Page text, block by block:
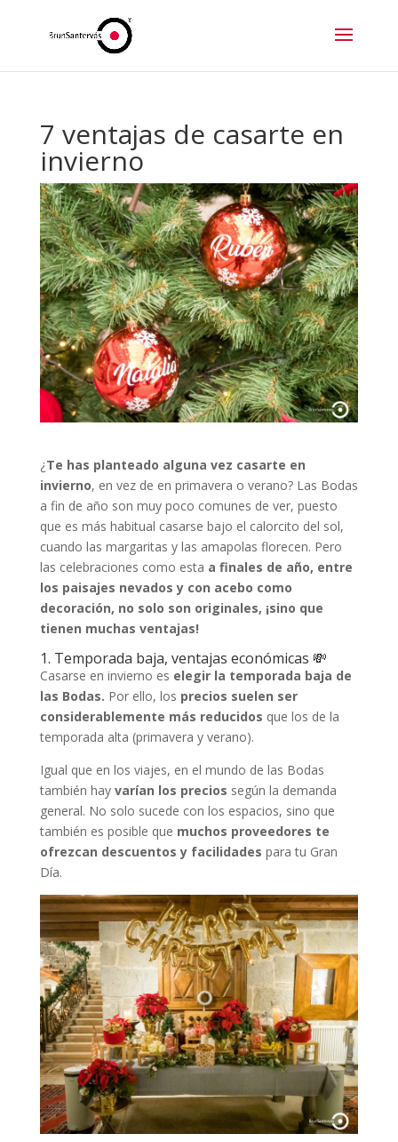
7 ventajas de casarte en
invierno
¿Te has planteado alguna vez casarte en
invierno, en vez de en primavera o verano? Las Bodas
a fin de año son muy poco comunes de ver, puesto
que es más habitual casarse bajo el calorcito del sol,
cuando las margaritas y las amapolas florecen. Pero
las celebraciones como esta a finales de año, entre
los paisajes nevados y con acebo como
decoración, no solo son originales, ¡sino que
tienen muchas ventajas!
1. Temporada baja, ventajas económicas 💸
Casarse en invierno es elegir la temporada baja de
las Bodas. Por ello, los precios suelen ser
considerablemente más reducidos que los de la
temporada alta (primavera y verano).
Igual que en los viajes, en el mundo de las Bodas
también hay varían los precios según la demanda
general. No solo sucede con los espacios, sino que
también es posible que muchos proveedores te
ofrezcan descuentos y facilidades para tu Gran
Día.